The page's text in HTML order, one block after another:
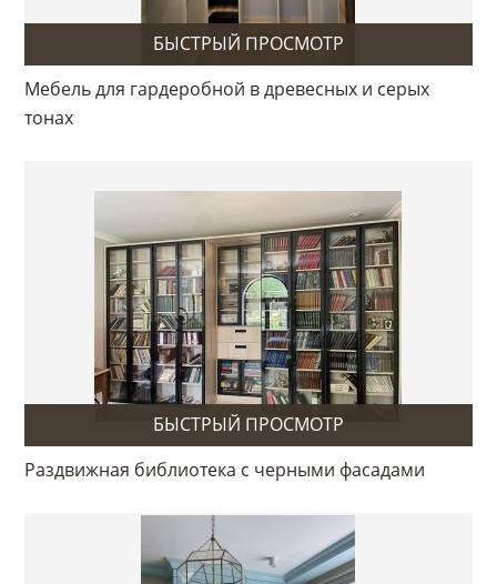
БЫСТРЫЙ ПРОСМОТР
Мебель для гардеробной в древесных и серых
тонах
БЫСТРЫЙ ПРОСМОТР
Раздвижная библиотека с черными фасадами